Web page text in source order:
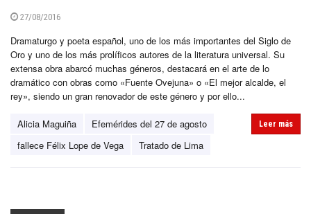
27/08/2016
Dramaturgo y poeta español, uno de los más importantes del Siglo de
Oro y uno de los más prolíficos autores de la literatura universal. Su
extensa obra abarcó muchas géneros, destacará en el arte de lo
dramático con obras como «Fuente Ovejuna» o «El mejor alcalde, el
rey», siendo un gran renovador de este género y por ello...
Alicia Maguiña
Efemérides del 27 de agosto
fallece Félix Lope de Vega
Tratado de Lima
Leer más